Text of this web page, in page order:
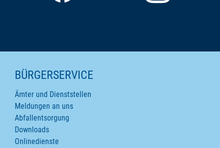
SEITENINHALTE
BÜRGERSERVICE
Ämter und Dienststellen
Meldungen an uns
Abfallentsorgung
Downloads
Onlinedienste